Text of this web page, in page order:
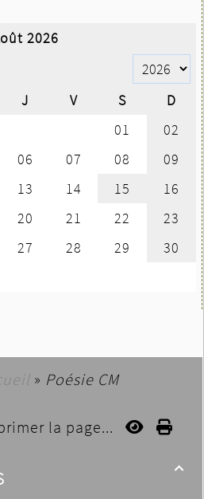
» Poésie CM
la page...
